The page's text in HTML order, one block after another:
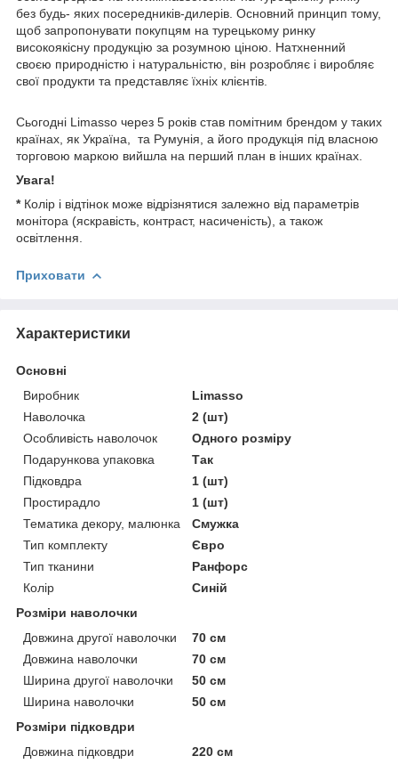
без будь- яких посередників-дилерів. Основний принцип тому,
щоб запропонувати покупцям на турецькому ринку
високоякісну продукцію за розумною ціною. Натхненний
своєю природністю і натуральністю, він розробляє і виробляє
свої продукти та представляє їхніх клієнтів.
Сьогодні Limasso через 5 років став помітним брендом у таких
країнах, як Україна, та Румунія, а його продукція під власною
торговою маркою вийшла на перший план в інших країнах.
Увага!
* Колір і відтінок може відрізнятися залежно від параметрів
монітора (яскравість, контраст, насиченість), а також
освітлення.
Приховати
Характеристики
Основні
Виробник
Limasso
Наволочка
2 (шт)
Особливість наволочок
Одного розміру
Подарункова упаковка
Так
Підковдра
1 (шт)
Простирадло
1 (шт)
Тематика декору, малюнка
Смужка
Тип комплекту
Євро
Тип тканини
Ранфорс
Колір
Синій
Розміри наволочки
Довжина другої наволочки
70 см
Довжина наволочки
70 см
Ширина другої наволочки
50 см
Ширина наволочки
50 см
Розміри підковдри
Довжина підковдри
220 см